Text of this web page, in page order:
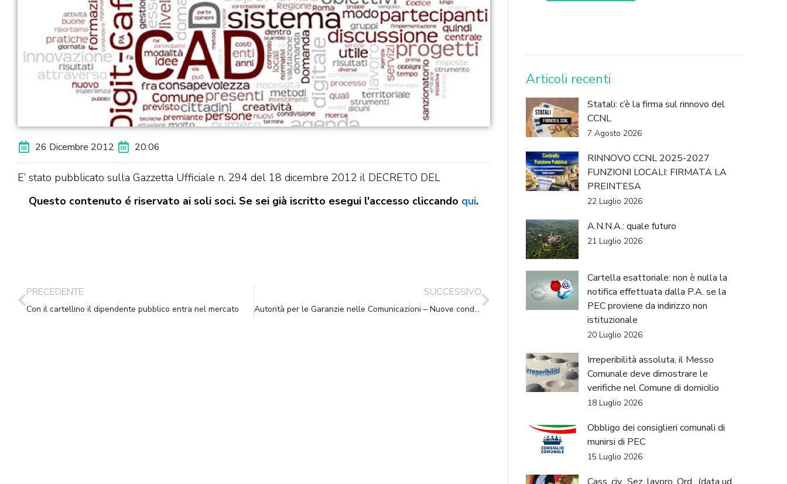
26 Dicembre 2012 20:06
E’ stato pubblicato sulla Gazzetta Ufficiale n. 294 del 18 dicembre 2012 il DECRETO DEL
Questo contenuto é riservato ai soli soci. Se sei già iscritto esegui l'accesso cliccando qui.
PRECEDENTE
Con il cartellino il dipendente pubblico entra nel mercato
SUCCESSIVO
Autorità per le Garanzie nelle Comunicazioni – Nuove condizioni economiche postali in vigore dal 01/01/2013
DONA
Articoli recenti
Statali: c’è la firma sul rinnovo del
CCNL
7 Agosto 2026
RINNOVO CCNL 2025-2027
FUNZIONI LOCALI: FIRMATA LA
PREINTESA
22 Luglio 2026
A.N.N.A.: quale futuro
21 Luglio 2026
Cartella esattoriale: non è nulla la
notifica effettuata dalla P.A. se la
PEC proviene da indirizzo non
istituzionale
20 Luglio 2026
Irreperibilità assoluta, il Messo
Comunale deve dimostrare le
verifiche nel Comune di domicilio
18 Luglio 2026
Obbligo dei consiglieri comunali di
munirsi di PEC
15 Luglio 2026
Cass. civ., Sez. lavoro, Ord., (data ud.